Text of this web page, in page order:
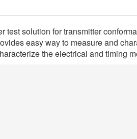
solution for transmitter
easy way to measure and
the electrical and timing